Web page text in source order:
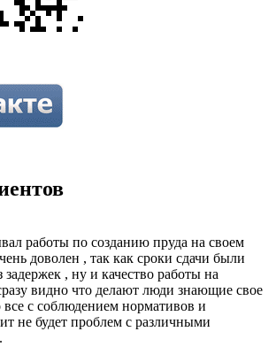
работы по созданию пруда на своем
доволен , так как сроки сдачи были
задержек , ну и качество работы на
видно что делают люди знающие свое
все с соблюдением нормативов и
не будет проблем с различными